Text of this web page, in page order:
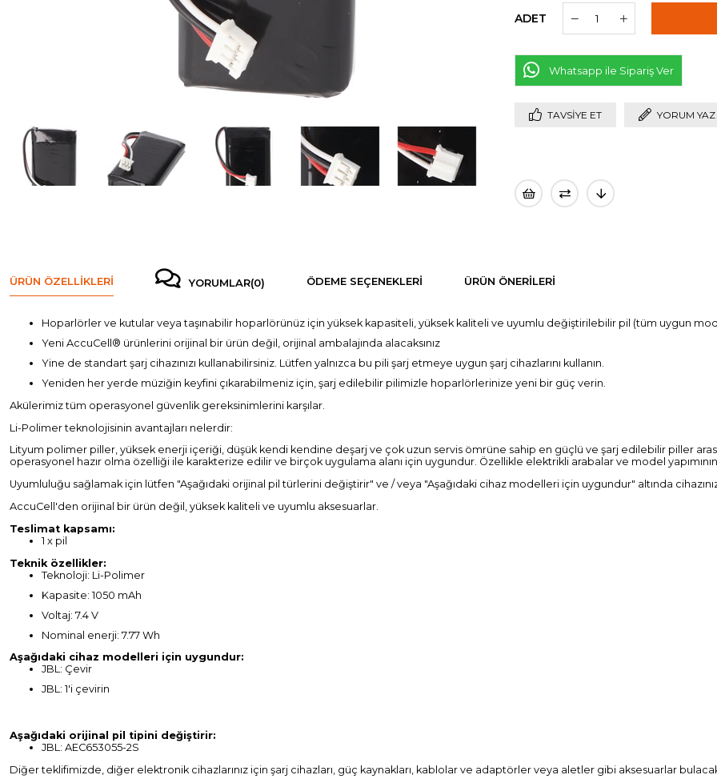
ADET
Whatsapp ile Sipariş Ver
TAVSIYE ET YORUM YAZ
ÜRÜN ÖZELLIKLERI YORUMLAR(0) ÖDEME SEÇENEKLERI ÜRÜN ÖNERILERI
Hoparlörler ve kutular veya taşınabilir hoparlörünüz için yüksek kapasiteli, yüksek kaliteli ve uyumlu değiştirilebilir pil (tüm uygun
Yeni AccuCell® ürünlerini orijinal bir ürün değil, orijinal ambalajında alacaksınız
Yine de standart şarj cihazınızı kullanabilirsiniz. Lütfen yalnızca bu pili şarj etmeye uygun şarj cihazlarını kullanın.
Yeniden her yerde müziğin keyfini çıkarabilmeniz için, şarj edilebilir pilimizle hoparlörlerinize yeni bir güç verin.
Akülerimiz tüm operasyonel güvenlik gereksinimlerini karşılar.
Li-Polimer teknolojisinin avantajları nelerdir:
Lityum polimer piller, yüksek enerji içeriği, düşük kendi kendine deşarj ve çok uzun servis ömrüne sahip en güçlü ve şarj edilebilir piller
operasyonel hazır olma özelliği ile karakterize edilir ve birçok uygulama alanı için uygundur. Özellikle elektrikli arabalar ve model yapımının
Uyumluluğu sağlamak için lütfen "Aşağıdaki orijinal pil türlerini değiştirir" ve / veya "Aşağıdaki cihaz modelleri için uygundur" altında
AccuCell'den orijinal bir ürün değil, yüksek kaliteli ve uyumlu aksesuarlar.
Teslimat kapsamı:
1 x pil
Teknik özellikler:
Teknoloji: Li-Polimer
Kapasite: 1050 mAh
Voltaj: 7.4 V
Nominal enerji: 7.77 Wh
Aşağıdaki cihaz modelleri için uygundur:
JBL: Çevir
JBL: 1'i çevirin
Aşağıdaki orijinal pil tipini değiştirir:
JBL: AEC653055-2S
Diğer teklifimizde, diğer elektronik cihazlarınız için şarj cihazları, güç kaynakları, kablolar ve adaptörler veya aletler gibi aksesuarlar